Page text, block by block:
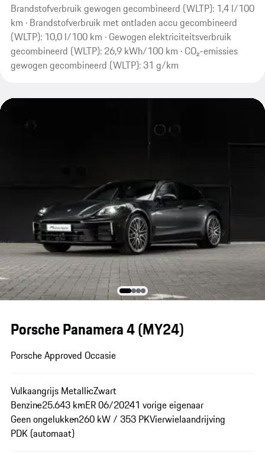
Brandstofverbruik gewogen gecombineerd (WLTP): 1,4 l/100
km · Brandstofverbruik met ontladen accu gecombineerd
(WLTP): 10,0 l/100 km · Gewogen elektriciteitsverbruik
gecombineerd (WLTP): 26,9 kWh/100 km · CO₂-emissies
gewogen gecombineerd (WLTP): 31 g/km
Porsche Panamera 4 (MY24)
Porsche Approved Occasie
Vulkaangrijs MetallicZwart
Benzine25.643 kmER 06/20241 vorige eigenaar
Geen ongelukken260 kW / 353 PKVierwielaandrijving
PDK (automaat)